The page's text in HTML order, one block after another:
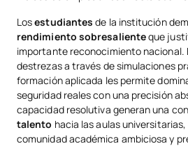
Losestudiantes de la institución
rendimiento sobresalienteque
importante reconocimiento nacional.
destrezas a través de simulaciones
formación aplicada les permite
seguridad reales con una precisión
capacidad resolutiva generan una
talento hacia las aulas
comunidad académica ambiciosa y